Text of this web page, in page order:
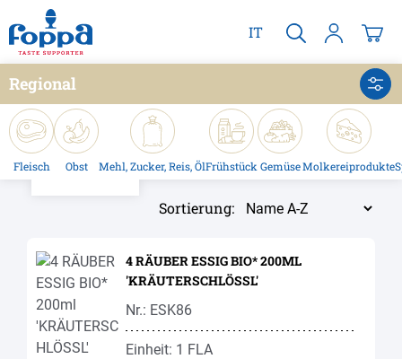
springen
IT
Regional
Fleisch Obst Mehl, Zucker, Reis, ÖlFrühstück GemüseMolkereiprodukte
Sortierung:
4 RÄUBER ESSIG BIO* 200ML
'KRÄUTERSCHLÖSSL'
Nr.: ESK86
Einheit: 1 FLA